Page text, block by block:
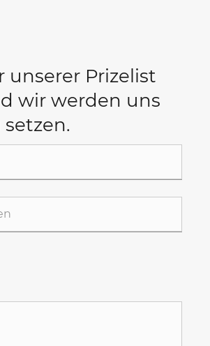
unserer Prizelist
wir werden uns